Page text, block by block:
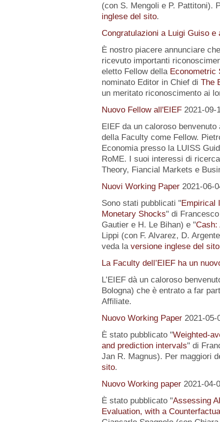
(con S. Mengoli e P. Pattitoni).
inglese del sito.
Congratulazioni a Luigi Guiso e
È nostro piacere annunciare
ricevuto importanti
eletto Fellow della Econometric
nominato Editor in Chief di The
un meritato riconoscimento ai
Nuovo Fellow all'EIEF 2021-09-
EIEF da un caloroso
della Faculty come Fellow.
Economia presso la LUISS
RoME. I suoi interessi di
Theory, Fiancial Markets e
Nuovi Working Paper 2021-06-
Sono stati pubblicati "Empirical
Monetary Shocks" di
Gautier e H. Le Bihan) e "Cash:
Lippi (con F. Alvarez, D.
veda la versione inglese del sito
La Faculty dell’EIEF ha un
L’EIEF dà un caloroso
Bologna) che è entrato a far
Affiliate.
Nuovo Working Paper 2021-05-
È stato pubblicato "Weighted-
and prediction intervals" di
Jan R. Magnus). Per maggiori
sito.
Nuovo Working paper 2021-04-
È stato pubblicato "Assessing
Evaluation, with a